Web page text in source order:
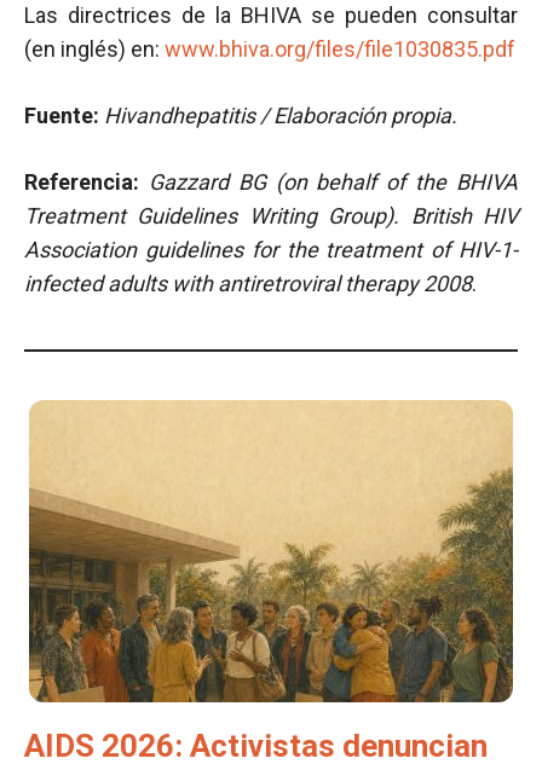
Las directrices de la BHIVA se pueden consultar
(en inglés) en: www.bhiva.org/files/file1030835.pdf
Fuente: Hivandhepatitis / Elaboración propia.
Referencia: Gazzard BG (on behalf of the BHIVA
Treatment Guidelines Writing Group). British HIV
Association guidelines for the treatment of HIV-1-
infected adults with antiretroviral therapy 2008.
AIDS 2026: Activistas denuncian